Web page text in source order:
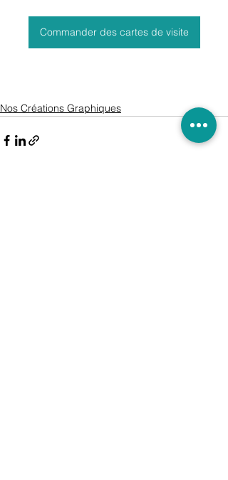
Commander des cartes de visite
Nos Créations Graphiques